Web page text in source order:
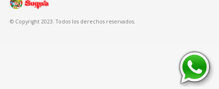
© Copyright 2023. Todos los derechos reservados.